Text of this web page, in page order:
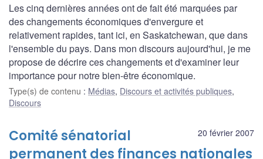
Les cinq dernières années ont de fait été marquées par
des changements économiques d'envergure et
relativement rapides, tant ici, en Saskatchewan, que dans
l'ensemble du pays. Dans mon discours aujourd'hui, je me
propose de décrire ces changements et d'examiner leur
importance pour notre bien-être économique.
Type(s) de contenu : Médias, Discours et activités publiques,
Discours
20 février 2007
Comité sénatorial
permanent des finances nationales